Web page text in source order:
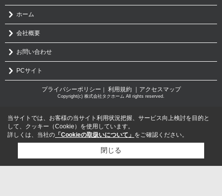
ホーム
会社概要
お問い合わせ
PCサイト
プライバシーポリシー 利用規約 ｜アクセスマップ
Copyright(c) 株式会社タクホーム All rights reserved.
当サイトでは、お客様の当サイト利用状況把握、サービス向上検討を目的と
して、クッキー（Cookie）を使用しています。
詳しくは、当社の 「Cookieの取扱いについて」 をご確認ください。
閉じる